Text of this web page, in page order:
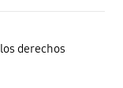
derechos